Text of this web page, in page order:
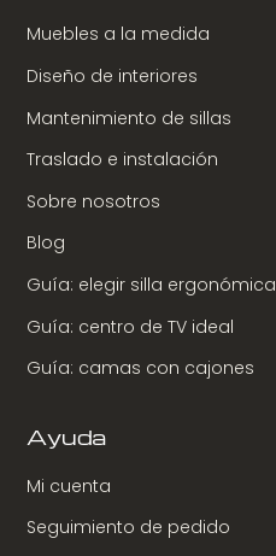
Muebles a la medida
Diseño de interiores
Mantenimiento de sillas
Traslado e instalación
Sobre nosotros
Blog
Guía: elegir silla ergonómica
Guía: centro de TV ideal
Guía: camas con cajones
Ayuda
Mi cuenta
Seguimiento de pedido